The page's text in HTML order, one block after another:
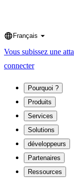
Language
Français
Vous subissez une
connecter
Pourquoi ?
Produits
Services
Solutions
développeurs
Partenaires
Ressources